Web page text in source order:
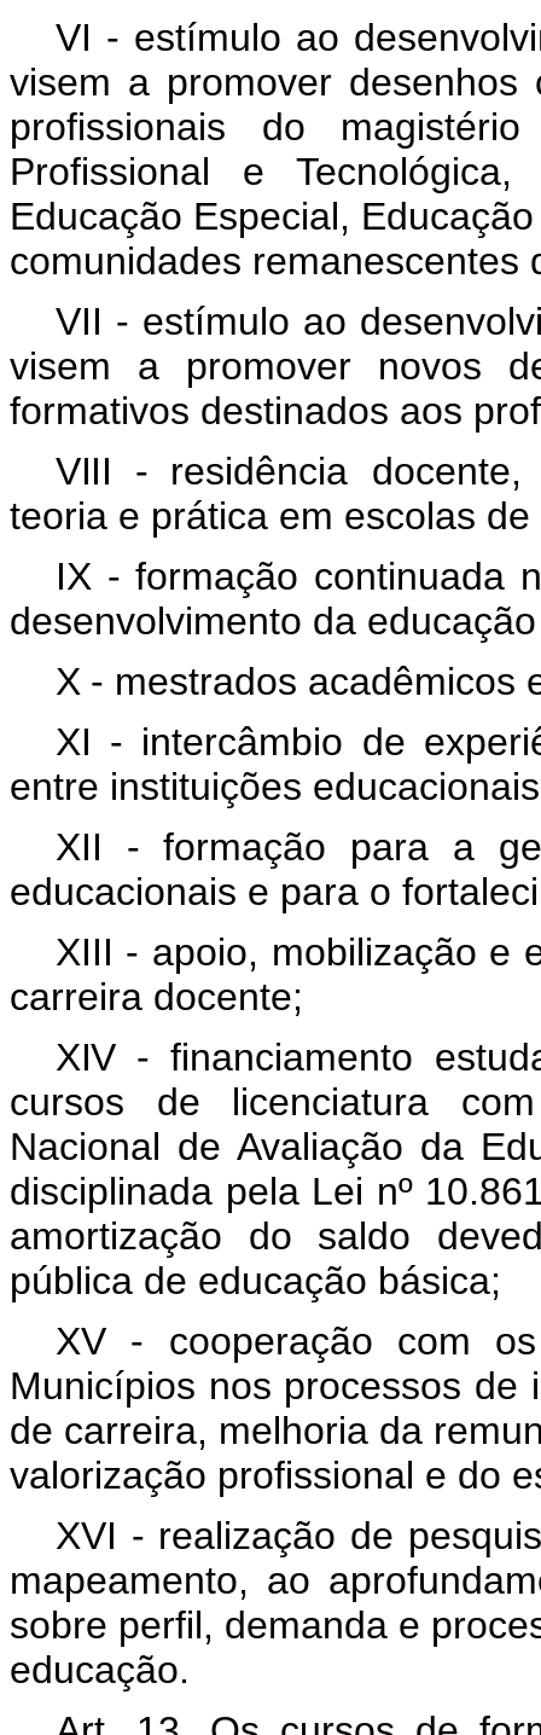
VI - estímulo ao
visem a promover
profissionais do
Profissional e
Educação Especial,
comunidades remanescentes
VII - estímulo ao
visem a promover novos
formativos destinados aos
VIII - residência
teoria e prática em escolas
IX - formação continuada
desenvolvimento da
X - mestrados acadêmicos
XI - intercâmbio de
entre instituições
XII - formação para a
educacionais e para o
XIII - apoio, mobilização e
carreira docente;
XIV -financiamento
cursos de licenciatura
Nacional de Avaliação da
disciplinada pela Lei nº
amortização do saldo
pública de educação básica;
XV - cooperação com
Municípios nos processos de
de carreira, melhoria da
valorização profissional e do
XVI - realização de
mapeamento, ao
sobre perfil, demanda e
educação.